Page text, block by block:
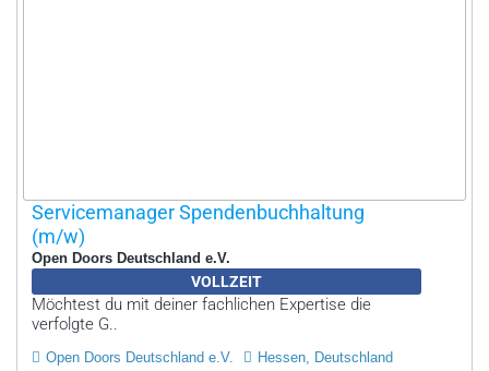
Servicemanager Spendenbuchhaltung
(m/w)
Open Doors Deutschland e.V.
VOLLZEIT
Möchtest du mit deiner fachlichen Expertise die
verfolgte G..
Open Doors Deutschland e.V. Hessen, Deutschland